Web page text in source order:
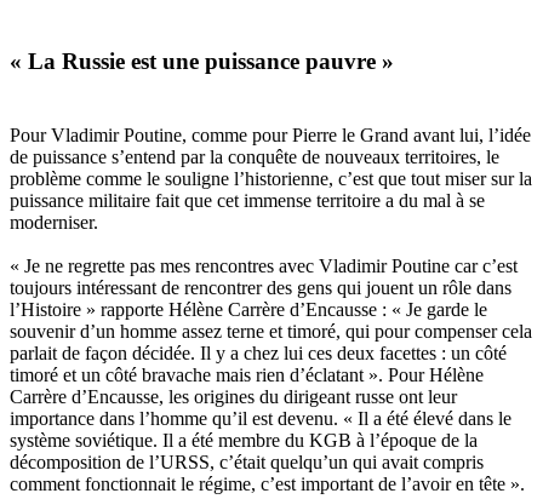
« La Russie est une puissance pauvre »
Pour Vladimir Poutine, comme pour Pierre le Grand avant lui, l’idée
de puissance s’entend par la conquête de nouveaux territoires, le
problème comme le souligne l’historienne, c’est que tout miser sur la
puissance militaire fait que cet immense territoire a du mal à se
moderniser.
« Je ne regrette pas mes rencontres avec Vladimir Poutine car c’est
toujours intéressant de rencontrer des gens qui jouent un rôle dans
l’Histoire » rapporte Hélène Carrère d’Encausse : « Je garde le
souvenir d’un homme assez terne et timoré, qui pour compenser cela
parlait de façon décidée. Il y a chez lui ces deux facettes : un côté
timoré et un côté bravache mais rien d’éclatant ». Pour Hélène
Carrère d’Encausse, les origines du dirigeant russe ont leur
importance dans l’homme qu’il est devenu. « Il a été élevé dans le
système soviétique. Il a été membre du KGB à l’époque de la
décomposition de l’URSS, c’était quelqu’un qui avait compris
comment fonctionnait le régime, c’est important de l’avoir en tête ».